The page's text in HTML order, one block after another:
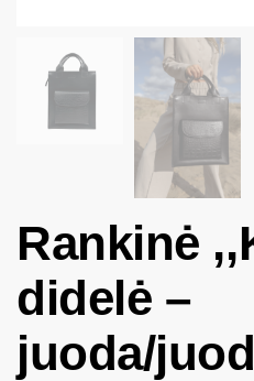
Rankinė
didelė –
juoda/